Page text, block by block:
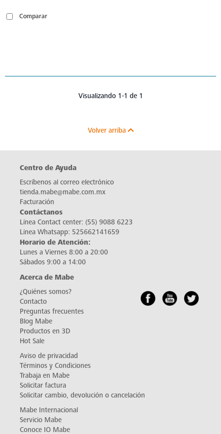
Comparar
Visualizando 1-1 de 1
Volver arriba
Centro de Ayuda
Escríbenos al correo electrónico
tienda.mabe@mabe.com.mx
Facturación
Contáctanos
Línea Contact center: (55) 9088 6223
Línea Whatsapp: 525662141659
Horario de Atención:
Lunes a Viernes 8:00 a 20:00
Sábados 9:00 a 14:00
Acerca de Mabe
¿Quiénes somos?
Contacto
Preguntas frecuentes
Blog Mabe
Productos en 3D
Hot Sale
Aviso de privacidad
Términos y Condiciones
Trabaja en Mabe
Solicitar factura
Solicitar cambio, devolución o cancelación
Mabe Internacional
Servicio Mabe
Conoce IO Mabe